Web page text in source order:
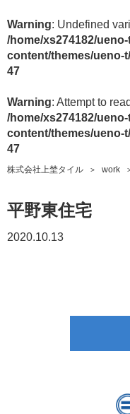
Warning: Undefined
/home/xs274182/
content/themes/ueno-
47
Warning: Attempt to
/home/xs274182/
content/themes/ueno-
47
株式会社上埜タイル work
平野東住宅
2020.10.13